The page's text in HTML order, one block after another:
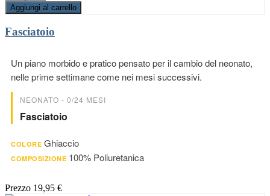
Aggiungi al carrello
Fasciatoio
Un piano morbido e pratico pensato per il cambio del neonato,
nelle prime settimane come nei mesi successivi.
NEONATO - 0/24 MESI
Fasciatoio
COLORE Ghiaccio
COMPOSIZIONE 100% Poliuretanica
Prezzo 19,95 €